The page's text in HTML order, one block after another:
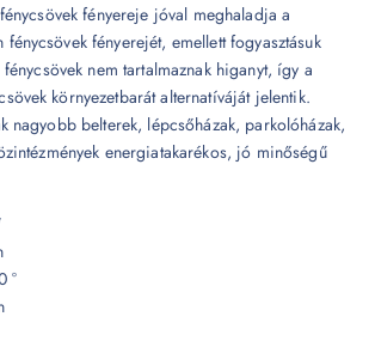
fényereje jóval meghaladja a
fénycsövek fényerejét, emellett fogyasztásuk
nem tartalmaznak higanyt, így a
környezetbarát alternatíváját jelentik.
nagyobb belterek, lépcsőházak, parkolóházak,
energiatakarékos, jó minőségű
°